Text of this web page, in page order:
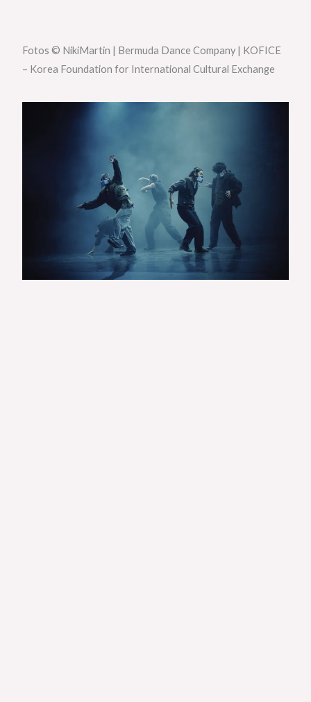
Fotos © NikiMartin | Bermuda Dance Company | KOFICE
– Korea Foundation for International Cultural Exchange